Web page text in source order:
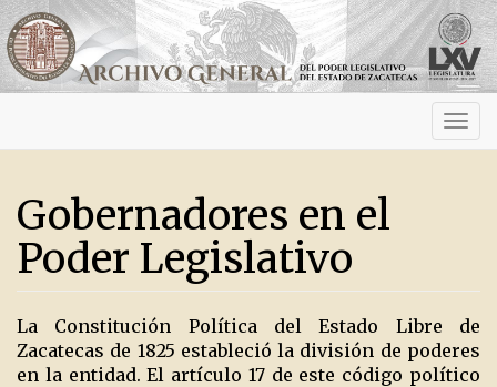
Gobernadores en el
Poder Legislativo
La Constitución Política del Estado Libre de
Zacatecas de 1825 estableció la división de poderes
en la entidad. El artículo 17 de este código político